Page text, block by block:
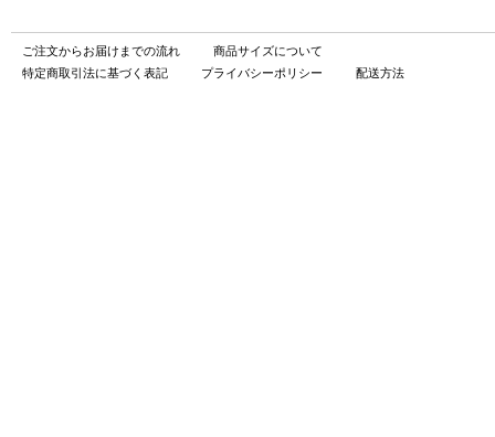
ご注文からお届けまでの流れ
商品サイズについて
特定商取引法に基づく表記
プライバシーポリシー 配送方法